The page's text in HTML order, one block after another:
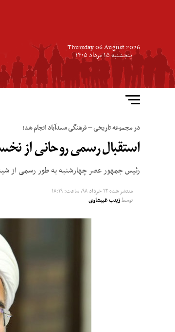
Thursday 06 August 2026
پنجشنبه ۱۵ مرداد ۱۴۰۵
در مجموعه تاریخی – فرهنگی سعدآباد انجام شد؛
استقبال رسمی روحانی از
رئیس جمهور عصر چهارشنبه به طور رسمی از
منتشر شده۲۲ خرداد ۹۸, ساعت: ۱۸:۱۹
توسطزینب غبیشاوی